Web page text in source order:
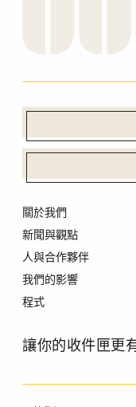
關於我們
新聞與觀點
人與合作夥伴
我們的影響
程式
讓你的收件匣更
驗證碼